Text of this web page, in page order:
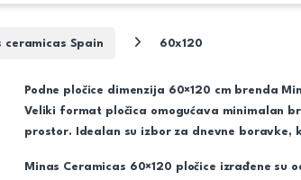
ceramicas Spain 60x120
Podne pločice dimenzija 60×120 cm brenda
Veliki format pločica omogućava minimalan
prostor. Idealan su izbor za dnevne boravke,
Minas Ceramicas 60×120 pločice izrađene